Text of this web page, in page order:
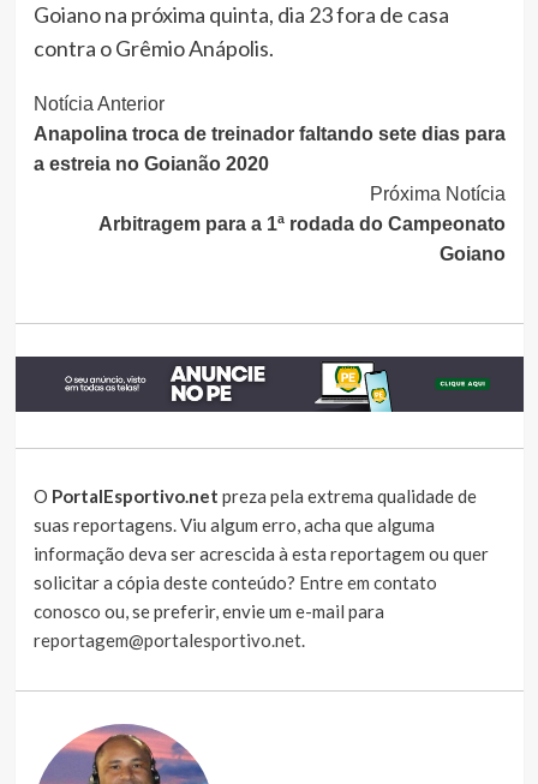
Goiano na próxima quinta, dia 23 fora de casa
contra o Grêmio Anápolis.
Continue
Lendo
Notícia Anterior
Anapolina troca de treinador faltando sete dias para
a estreia no Goianão 2020
Próxima Notícia
Arbitragem para a 1ª rodada do Campeonato
Goiano
O PortalEsportivo.net preza pela extrema qualidade de
suas reportagens. Viu algum erro, acha que alguma
informação deva ser acrescida à esta reportagem ou quer
solicitar a cópia deste conteúdo? Entre em contato
conosco ou, se preferir, envie um e-mail para
reportagem@portalesportivo.net.